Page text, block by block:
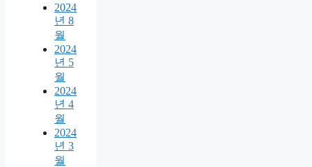
2024
년 8
월
2024
년 5
월
2024
년 4
월
2024
년 3
월